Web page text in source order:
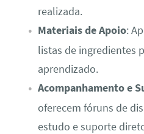
realizada.
Materiais de Apoio:
listas de ingredientes
aprendizado.
Acompanhamento e
oferecem fóruns de
estudo e suporte